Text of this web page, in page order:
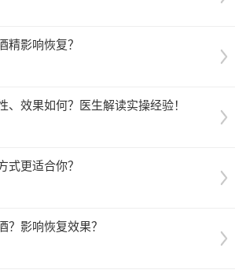
精影响恢复？
、效果如何？医生解读实操经验！
式更适合你？
？影响恢复效果？